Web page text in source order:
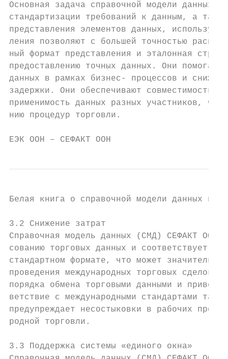
Основная задача справочной модели данных
стандартизации требований к данным, а
представления элементов данных,
ления позволяют с большей точностью
ный формат представления и эталонная
предоставлению точных данных. Они помогают
данных в рамках бизнес- процессов и
задержки. Они обеспечивают совместимость
применимость данных разных участников,
нию процедур торговли.
ЕЭК ООН – СЕФАКТ ООН
Белая книга о справочной модели данных в1
3.2 Снижение затрат
Справочная модель данных (СМД) СЕФАКТ ООН
сованию торговых данных и соответствует
стандартном формате, что может значительно
проведения международных торговых сделок
порядка обмена торговыми данными и
ветствие с международными стандартами
предупреждает несостыковки в рабочих
родной торговли.
3.3 Поддержка системы «единого окна»